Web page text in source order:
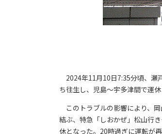
2024年11月10日7:35分頃、瀬
ち往生し、児島〜宇多津間で運
このトラブルの影響により、
結ぶ、特急「しおかぜ」松山行
休となった。20時過ぎに運転が